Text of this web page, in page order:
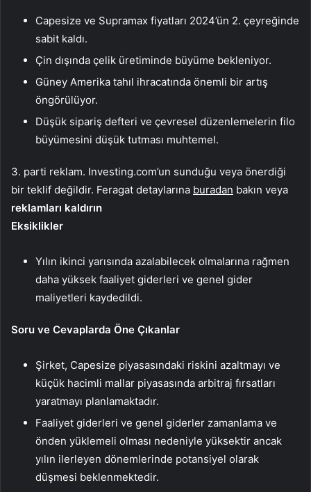
Capesize ve Supramax fiyatları 2024’ün 2. çeyreğinde
sabit kaldı.
Çin dışında çelik üretiminde büyüme bekleniyor.
Güney Amerika tahıl ihracatında önemli bir artış
öngörülüyor.
Düşük sipariş defteri ve çevresel düzenlemelerin filo
büyümesini düşük tutması muhtemel.
3. parti reklam. Investing.com’un sunduğu veya önerdiği
bir teklif değildir. Feragat detaylarına buradan bakın veya
reklamları kaldırın
Eksiklikler
Yılın ikinci yarısında azalabilecek olmalarına rağmen
daha yüksek faaliyet giderleri ve genel gider
maliyetleri kaydedildi.
Soru ve Cevaplarda Öne Çıkanlar
Şirket, Capesize piyasasındaki riskini azaltmayı ve
küçük hacimli mallar piyasasında arbitraj fırsatları
yaratmayı planlamaktadır.
Faaliyet giderleri ve genel giderler zamanlama ve
önden yüklemeli olması nedeniyle yüksektir ancak
yılın ilerleyen dönemlerinde potansiyel olarak
düşmesi beklenmektedir.